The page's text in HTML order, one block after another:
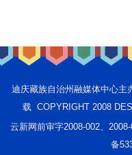
迪庆藏族自治州融媒体中心
载 COPYRIGHT 2008
云新网前审字2008-002、
备